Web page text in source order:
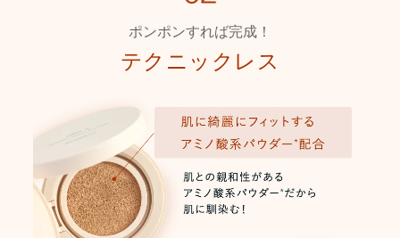
ポンポンすれば完成！
テクニックレス